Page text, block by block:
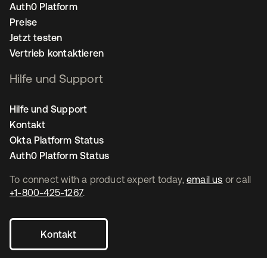
To connect with a product expert today, email us or call
+1-800-425-1267.
Kontakt
Auth0 Platform
Preise
Jetzt testen
Vertrieb kontaktieren
Hilfe und Support
Hilfe und Support
Kontakt
Okta Platform Status
Auth0 Platform Status